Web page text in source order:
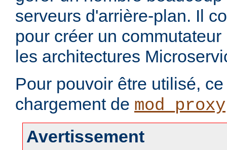
serveurs d'arrière-plan. Il
pour créer un
les architectures
Pour pouvoir être utilisé,
chargement de mod_proxy
Avertissement